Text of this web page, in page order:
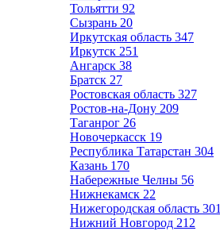
Тольятти 92
Сызрань 20
Иркутская область 347
Иркутск 251
Ангарск 38
Братск 27
Ростовская область 327
Ростов-на-Дону 209
Таганрог 26
Новочеркасск 19
Республика Татарстан 304
Казань 170
Набережные Челны 56
Нижнекамск 22
Нижегородская область 301
Нижний Новгород 212